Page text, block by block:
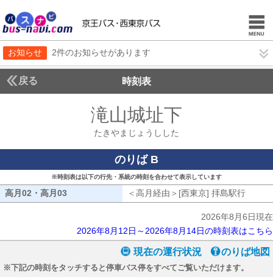
お知らせ 2件のお知らせがあります
戻る 時刻表
滝山城址下
たきやまじょうしした
のりば B
※時刻表は以下の行先・系統の時刻を合わせて表示しています
高月02・高月03 ＜高月経由＞[西東京] 拝島駅行
2026年8月6日現在
2026年8月12日～2026年8月14日の時刻表はこちら
現在の運行状況 のりば地図
※下記の時刻をタッチすると停車バス停をすべてご覧いただけます。